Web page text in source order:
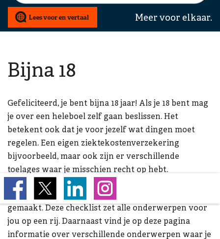
wij
u
mee
Meer voor elkaar.
Bijna 18
Gefeliciteerd, je bent bijna 18 jaar! Als je 18 bent mag
je over een heleboel zelf gaan beslissen. Het
betekent ook dat je voor jezelf wat dingen moet
regelen. Een eigen ziektekostenverzekering
bijvoorbeeld, maar ook zijn er verschillende
toelages waar je misschien recht op hebt.
Om je hierbij te helpen hebben we een checklist
gemaakt. Deze checklist zet alle onderwerpen voor
jou op een rij. Daarnaast vind je op deze pagina
informatie over verschillende onderwerpen waar je